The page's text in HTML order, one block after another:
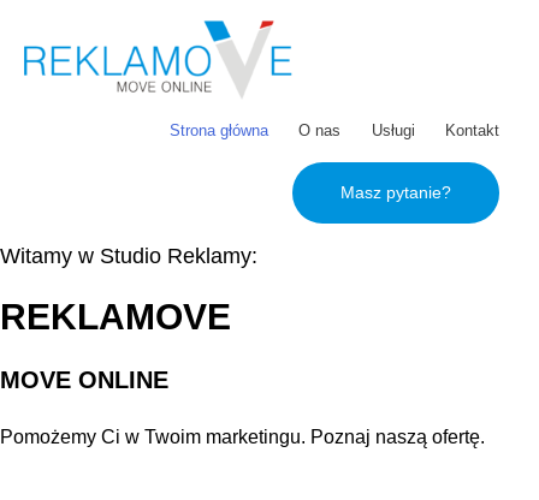
Strona główna O nas Usługi Kontakt
Masz pytanie?
Witamy w Studio Reklamy:
REKLAMOVE
MOVE ONLINE
Pomożemy Ci w Twoim marketingu. Poznaj naszą ofertę.